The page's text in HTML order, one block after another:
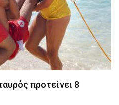
προτείνει 8